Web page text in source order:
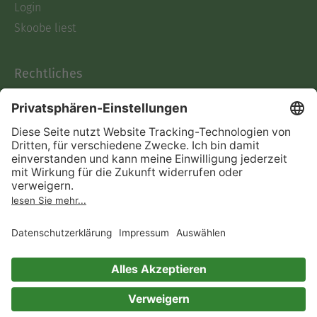
Login
Skoobe liest
Rechtliches
AGB
Informationen nach Data
Act
Verträge hier kündigen
Impressum
Immer ein gutes Buch